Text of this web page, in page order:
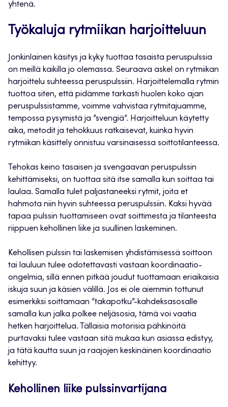
yhtenä.
Työkaluja rytmiikan harjoitteluun
Jonkinlainen käsitys ja kyky tuottaa tasaista peruspulssia
on meillä kaikilla jo olemassa. Seuraava askel on rytmiikan
harjoittelu suhteessa peruspulssiin. Harjoittelemalla rytmin
tuottoa siten, että pidämme tarkasti huolen koko ajan
peruspulssistamme, voimme vahvistaa rytmitajuamme,
tempossa pysymistä ja ”svengiä”. Harjoitteluun käytetty
aika, metodit ja tehokkuus ratkaisevat, kuinka hyvin
rytmiikan käsittely onnistuu varsinaisessa soittotilanteessa.
Tehokas keino tasaisen ja svengaavan peruspulssin
kehittämiseksi, on tuottaa sitä itse samalla kun soittaa tai
laulaa. Samalla tulet paljastaneeksi rytmit, joita et
hahmota niin hyvin suhteessa peruspulssiin. Kaksi hyvää
tapaa pulssin tuottamiseen ovat soittimesta ja tilanteesta
riippuen kehollinen liike ja suullinen laskeminen.
Kehollisen pulssin tai laskemisen yhdistämisessä soittoon
tai lauluun tulee odotettavasti vastaan koordinaatio-
ongelmia, sillä ennen pitkää joudut tuottamaan eriaikaisia
iskuja suun ja käsien välillä. Jos ei ole aiemmin tottunut
esimerkiksi soittamaan ”takapotku”-kahdeksasosalle
samalla kun jalka polkee neljäsosia, tämä voi vaatia
hetken harjoittelua. Tällaisia motorisia pähkinöitä
purtavaksi tulee vastaan sitä mukaa kun asiassa edistyy,
ja tätä kautta suun ja raajojen keskinäinen koordinaatio
kehittyy.
Kehollinen liike pulssinvartijana